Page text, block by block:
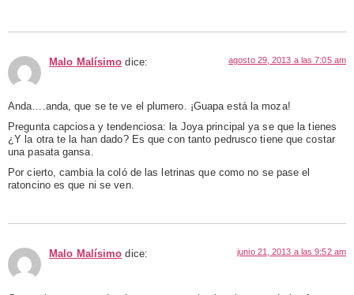
Malo Malísimo dice: agosto 29, 2013 a las 7:05 am
Anda….anda, que se te ve el plumero. ¡Guapa está la moza!
Pregunta capciosa y tendenciosa: la Joya principal ya se que la tienes
¿Y la otra te la han dado? Es que con tanto pedrusco tiene que costar
una pasata gansa.
Por cierto, cambia la coló de las letrinas que como no se pase el
ratoncino es que ni se ven.
Malo Malísimo dice: junio 21, 2013 a las 9:52 am